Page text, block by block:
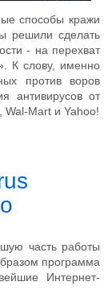
способы кражи
решили сделать
- на перехват
К слову, именно
против воров
антивирусов от
Wal-Mart и Yahoo!
часть работы
программа
Интернет-